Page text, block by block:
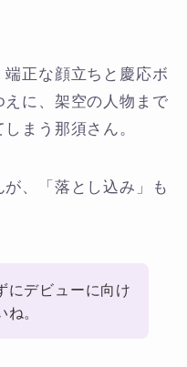
正な顔立ちと慶応ボ
に、架空の人物まで
まう那須さん。
、「落とし込み」も
にデビューに向け
。